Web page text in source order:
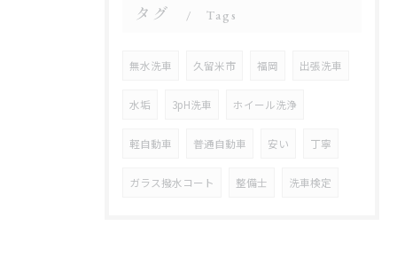
タグ Tags
無水洗車 久留米市 福岡 出張洗車
水垢 3pH洗車 ホイール洗浄
軽自動車 普通自動車 安い 丁寧
ガラス撥水コート 整備士 洗車検定